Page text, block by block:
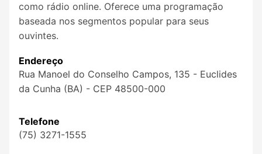
como rádio online. Oferece uma programação
baseada nos segmentos popular para seus
ouvintes.
Endereço
Rua Manoel do Conselho Campos, 135 - Euclides
da Cunha (BA) - CEP 48500-000
Telefone
(75) 3271-1555